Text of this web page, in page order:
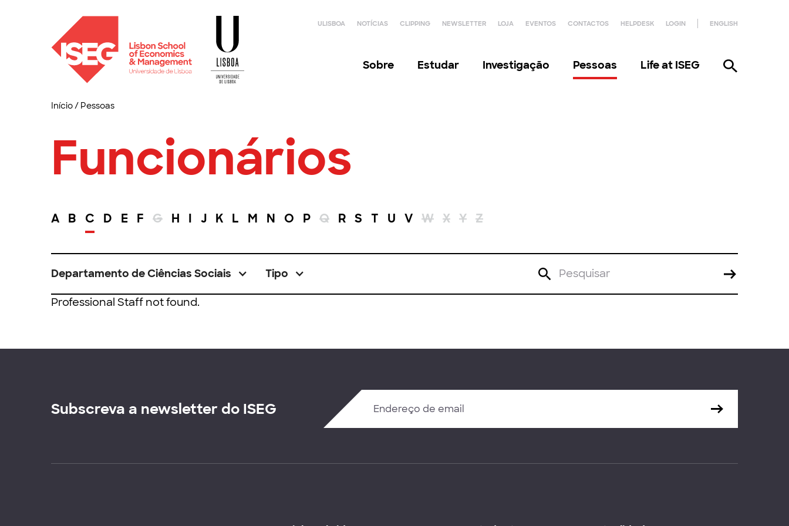
ULISBOA NOTÍCIAS CLIPPING NEWSLETTER LOJA EVENTOS CONTACTOS HELPDESK LOGIN ENGLISH
Sobre Estudar Investigação Pessoas Life at ISEG
Início/ Pessoas
Funcionários
A B C D E F G H I J K L M N O P Q R S T U V W X Y Z
Departamento de Ciências Sociais Tipo
Professional Staff not found.
Subscreva a newsletter do ISEG